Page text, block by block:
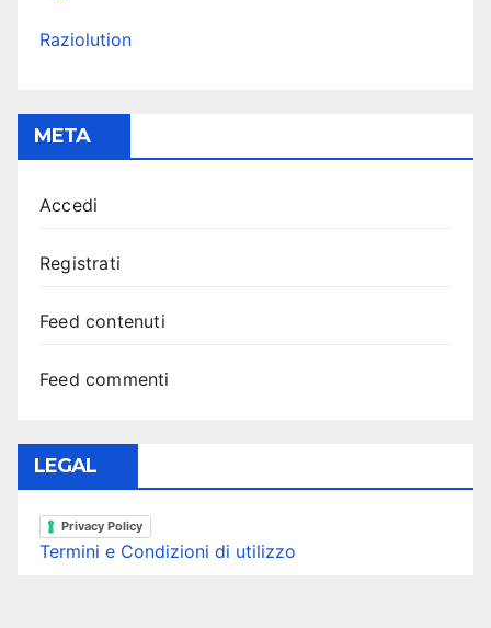
Raziolution
META
Accedi
Registrati
Feed contenuti
Feed commenti
LEGAL
Privacy Policy
Termini e Condizioni di utilizzo